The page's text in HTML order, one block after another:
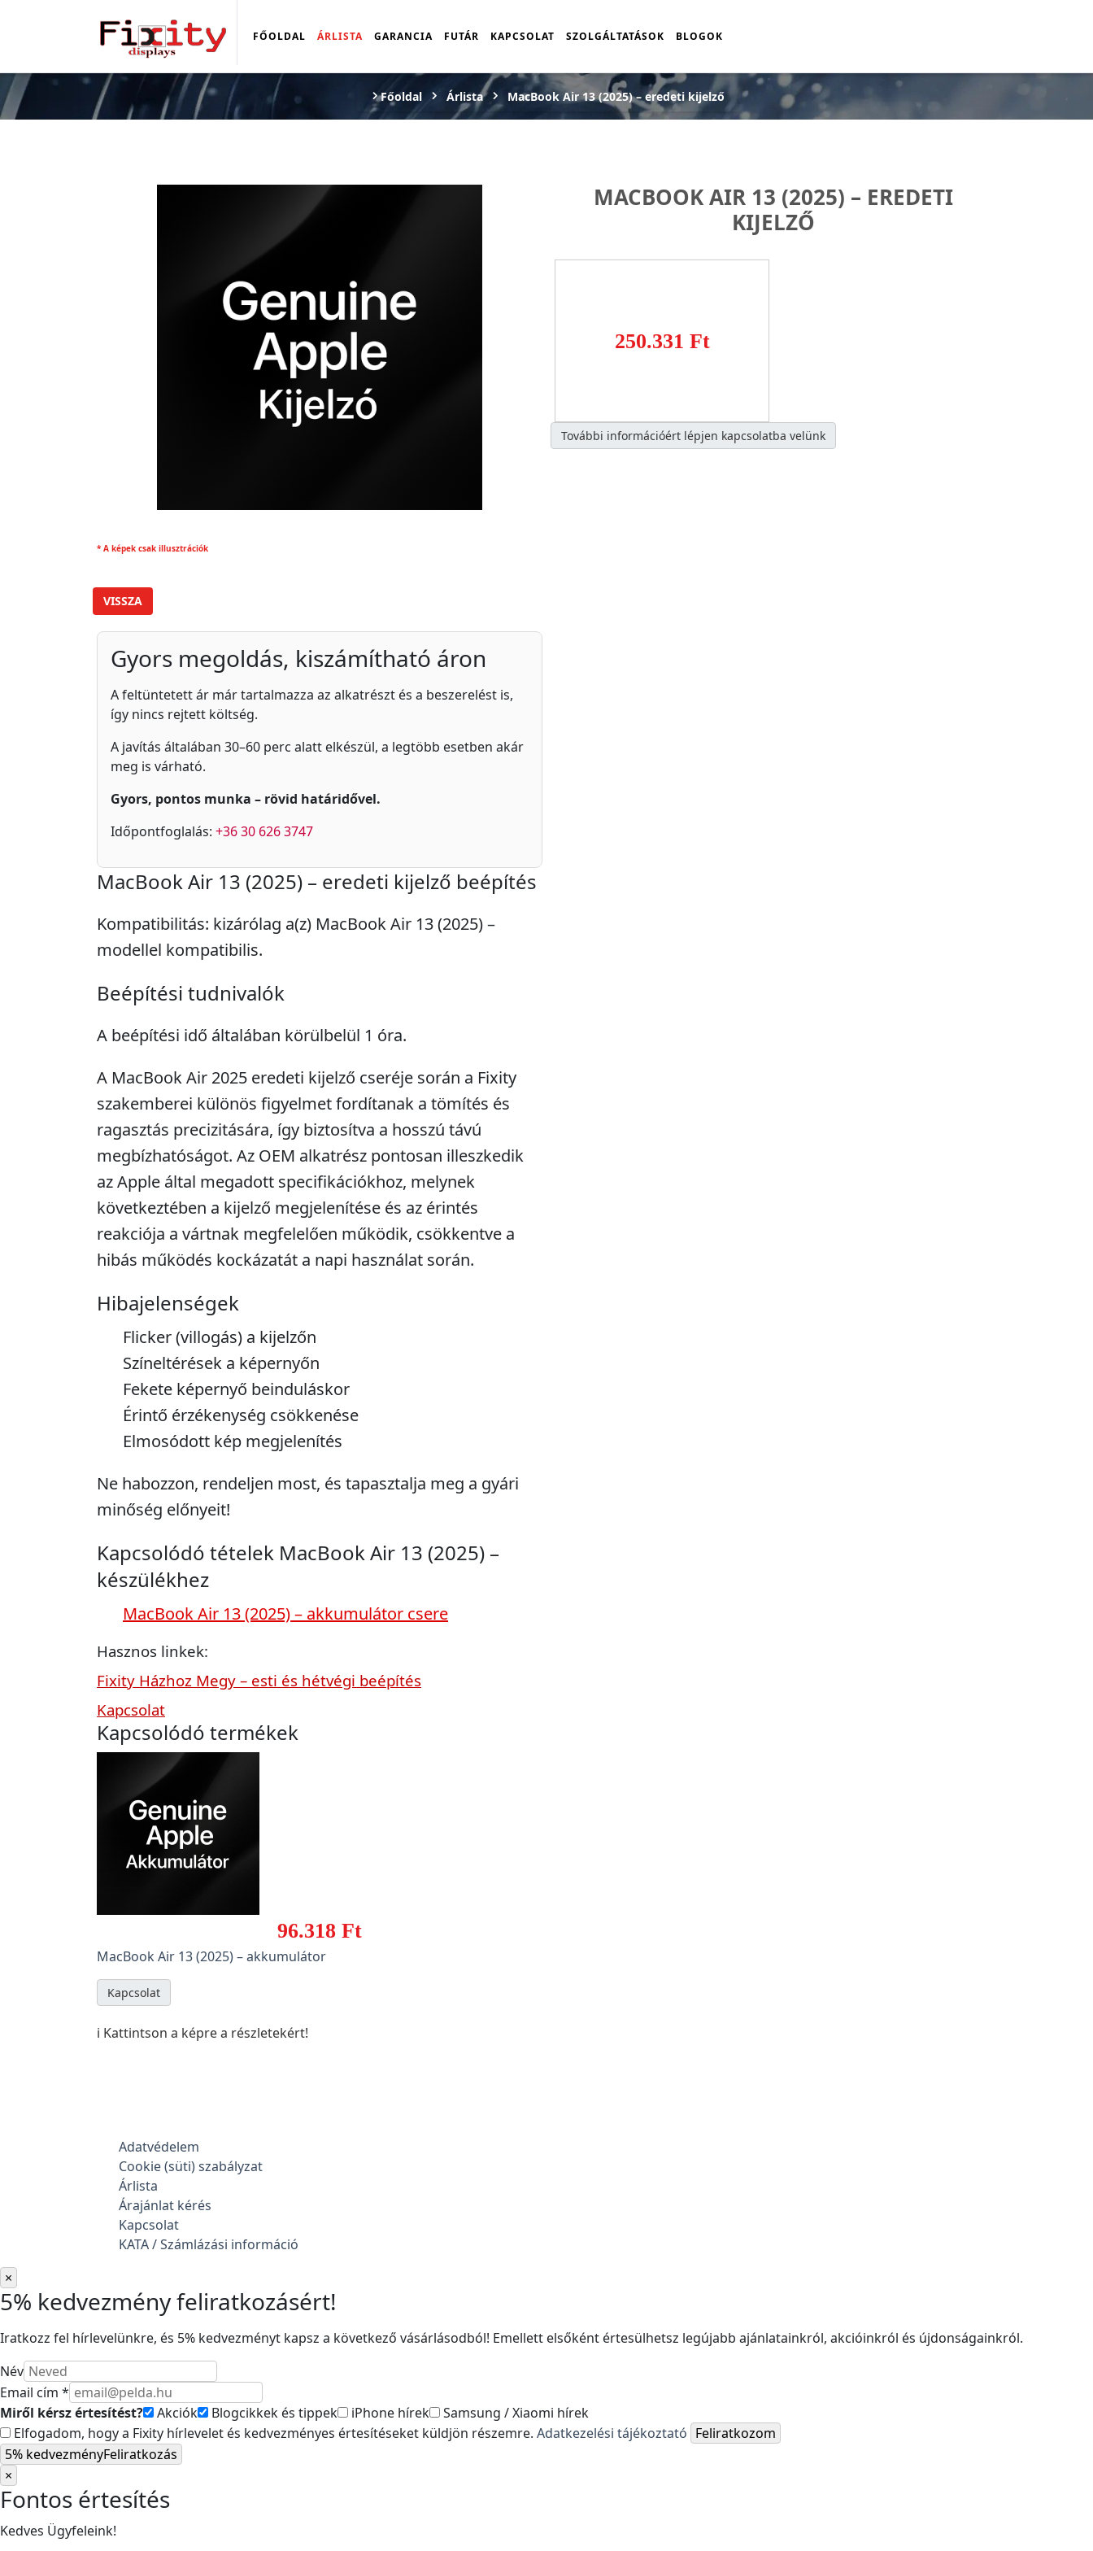
FŐOLDAL ÁRLISTA GARANCIA FUTÁR KAPCSOLAT SZOLGÁLTATÁSOK BLOGOK
Főoldal Árlista MacBook Air 13 (2025) – eredeti kijelző
* A képek csak illusztrációk
MACBOOK AIR 13 (2025) – EREDETI
KIJELZŐ
250.331 Ft
További információért lépjen kapcsolatba velünk
VISSZA
Gyors megoldás, kiszámítható áron
A feltüntetett ár már tartalmazza az alkatrészt és a beszerelést is,
így nincs rejtett költség.
A javítás általában 30–60 perc alatt elkészül, a legtöbb esetben akár
meg is várható.
Gyors, pontos munka – rövid határidővel.
Időpontfoglalás: +36 30 626 3747
MacBook Air 13 (2025) – eredeti kijelző beépítés
Kompatibilitás: kizárólag a(z) MacBook Air 13 (2025) –
modellel kompatibilis.
Beépítési tudnivalók
A beépítési idő általában körülbelül 1 óra.
A MacBook Air 2025 eredeti kijelző cseréje során a Fixity
szakemberei különös figyelmet fordítanak a tömítés és
ragasztás precizitására, így biztosítva a hosszú távú
megbízhatóságot. Az OEM alkatrész pontosan illeszkedik
az Apple által megadott specifikációkhoz, melynek
következtében a kijelző megjelenítése és az érintés
reakciója a vártnak megfelelően működik, csökkentve a
hibás működés kockázatát a napi használat során.
Hibajelenségek
Flicker (villogás) a kijelzőn
Színeltérések a képernyőn
Fekete képernyő beinduláskor
Érintő érzékenység csökkenése
Elmosódott kép megjelenítés
Ne habozzon, rendeljen most, és tapasztalja meg a gyári
minőség előnyeit!
Kapcsolódó tételek MacBook Air 13 (2025) –
készülékhez
MacBook Air 13 (2025) – akkumulátor csere
Hasznos linkek:
Fixity Házhoz Megy – esti és hétvégi beépítés
Kapcsolat
Kapcsolódó termékek
96.318 Ft
MacBook Air 13 (2025) – akkumulátor
Kapcsolat
ℹ️ Kattintson a képre a részletekért!
Adatvédelem
Cookie (süti) szabályzat
Árlista
Árajánlat kérés
Kapcsolat
KATA / Számlázási információ
×
5% kedvezmény feliratkozásért!
Iratkozz fel hírlevelünkre, és 5% kedvezményt kapsz a következő vásárlásodból! Emellett elsőként értesülhetsz legújabb ajánlatainkról, akcióinkról és újdonságainkról.
Név
Email cím *
Miről kérsz értesítést?
Akciók Blogcikkek és tippek iPhone hírek
Samsung / Xiaomi hírek
Elfogadom, hogy a Fixity hírlevelet és kedvezményes értesítéseket küldjön részemre. Adatkezelési tájékoztató Feliratkozom
5% kedvezményFeliratkozás
×
Fontos értesítés
Kedves Ügyfeleink!